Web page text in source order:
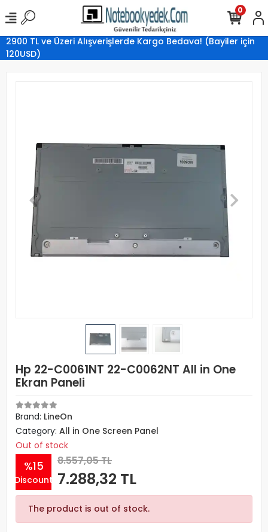
2900 TL ve Üzeri Alışverişlerde Kargo Bedava! (Bayiler için
120USD)
0
Hp 22-C0061NT 22-C0062NT All in One
Ekran Paneli
Brand: LineOn
Category: All in One Screen Panel
Out of stock
%15
Discount
8.557,05 TL
7.288,32 TL
The product is out of stock.